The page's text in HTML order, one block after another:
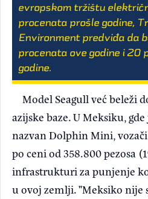
evropskom tržištu
procenata prošle godine,
Environment predviđa da
procenata ove godine i 20
godine.
Model Seagull već beleži
azijske baze. U Meksiku,
nazvan Dolphin Mini,
po ceni od 358.800 pezosa
infrastrukturi za punjenje
u ovoj zemlji. "Meksiko nije